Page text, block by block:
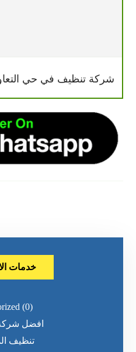
شركة تنظيف في حي التعاون
خدمات
(0)
افضل
تنظيف